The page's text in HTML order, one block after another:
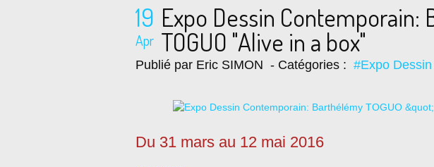
19
Apr
Expo Dessin Contemporain:
TOGUO "Alive in a box"
Publié par Eric SIMON - Catégories : #Expo
Du 31 mars au 12 mai 2016